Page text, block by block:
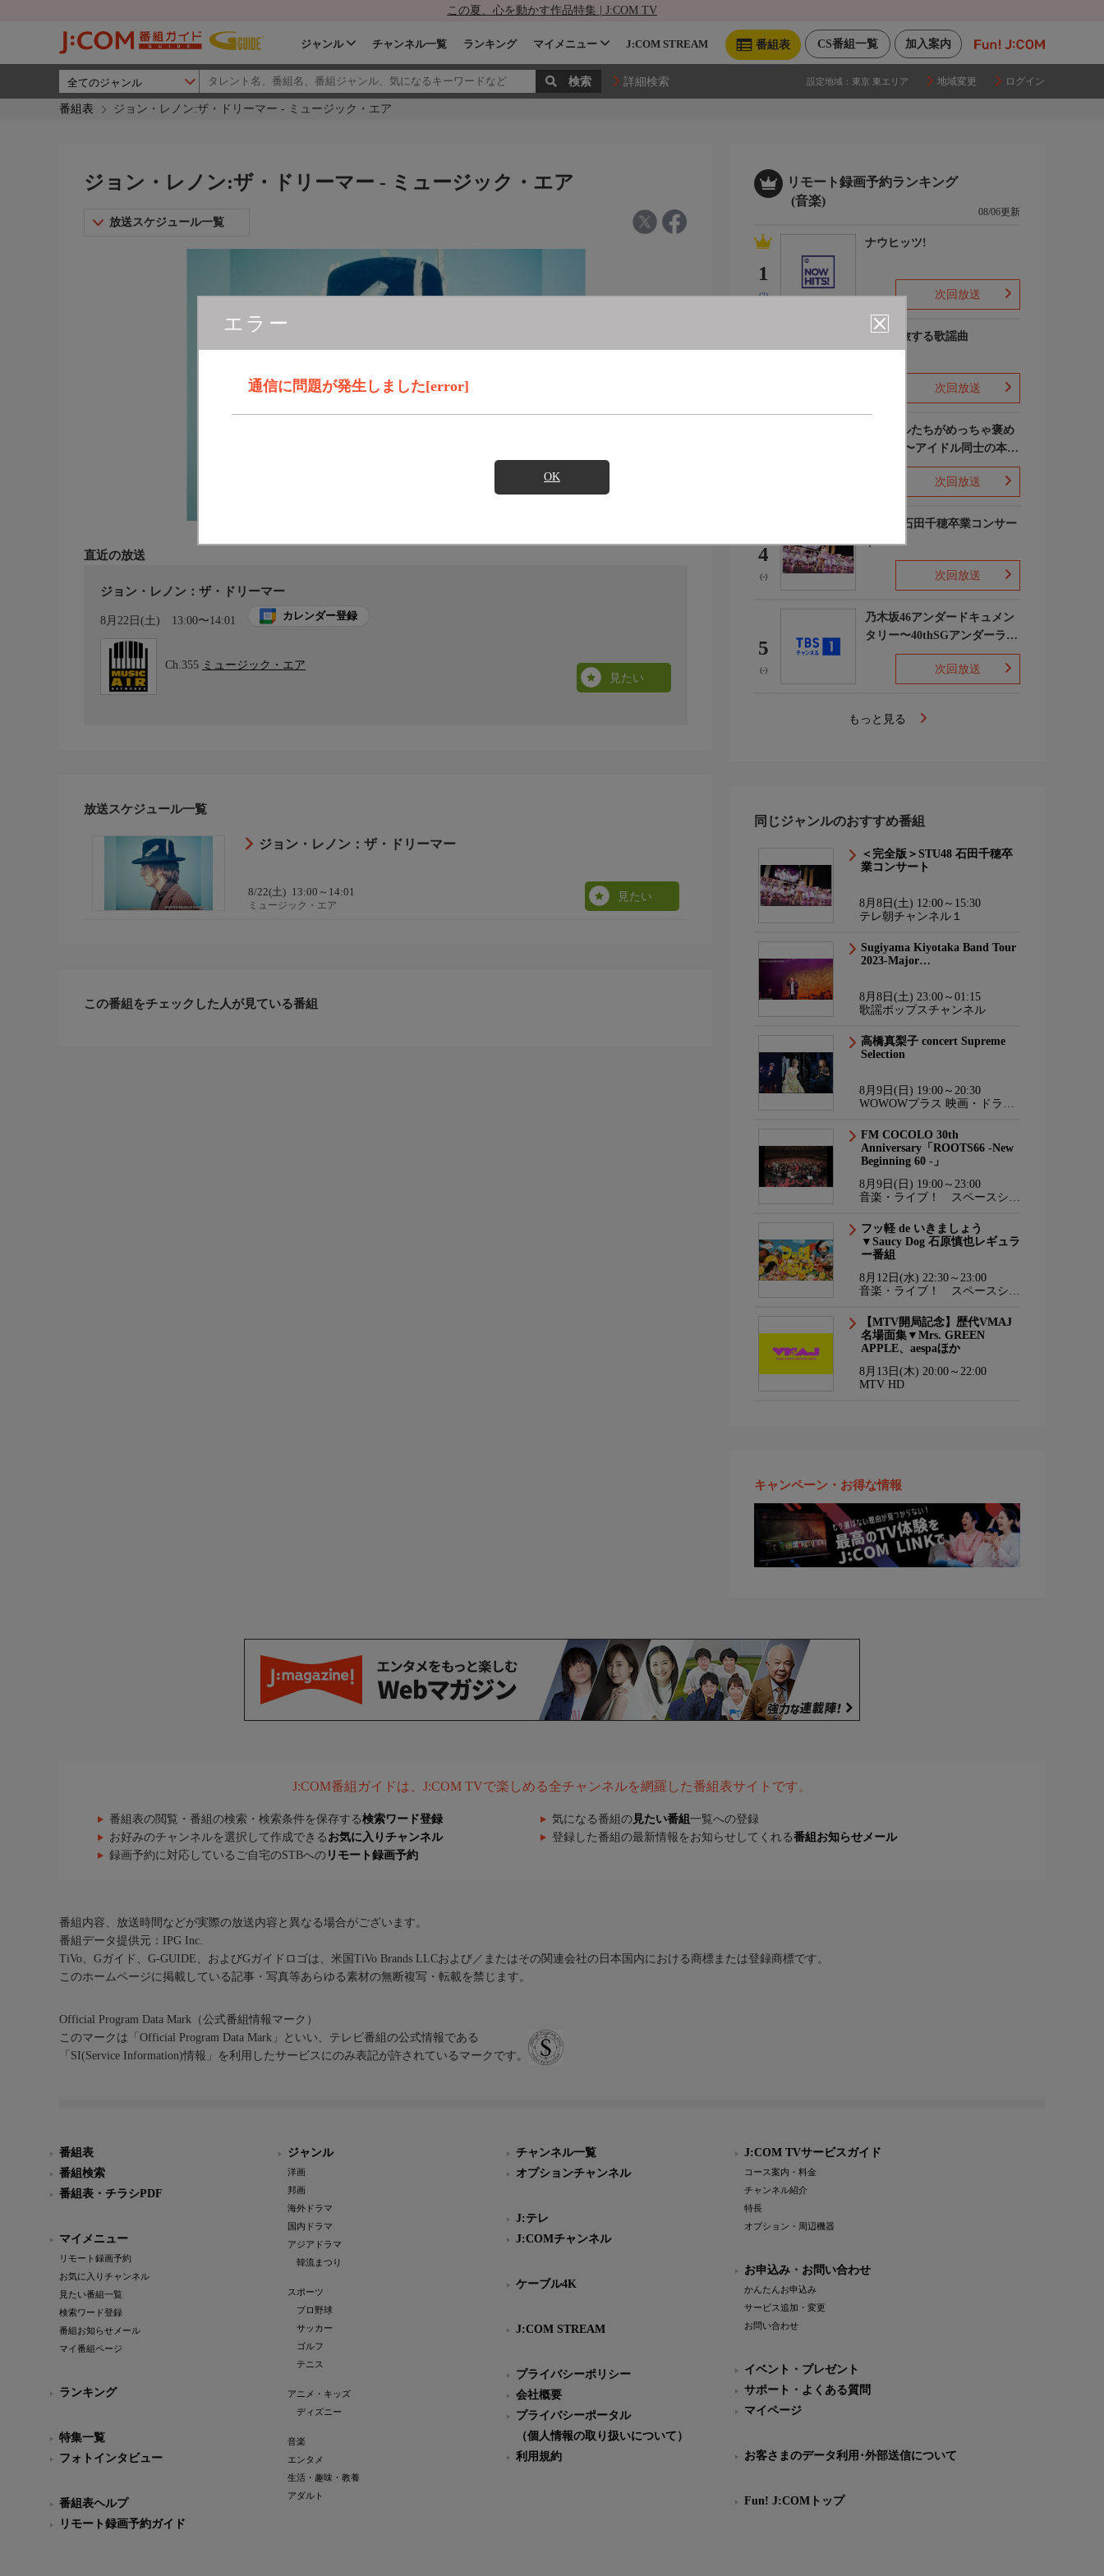
この夏、心を動かす作品特集 | J:COM TV
加入案内
CS番組一覧
番組表
ジャンル チャンネル一覧 ランキング マイメニュー J:COM STREAM
詳細検索 設定地域： 東京 東エリア 地域変更 ログイン
番組表 ジョン・レノン:ザ・ドリーマー - ミュージック・エア
エラー
通信に問題が発生しました[error]
OK
ジョン・レノン:ザ・ドリーマー - ミュージック・エア
放送スケジュール一覧
直近の放送
ジョン・レノン：ザ・ドリーマー
8月22日(土) 13:00〜14:01 カレンダー登録
Ch.355 ミュージック・エア
見たい
放送スケジュール一覧
ジョン・レノン：ザ・ドリーマー
8/22(土) 13:00～14:01
ミュージック・エア
見たい
この番組をチェックした人が見ている番組
リモート録画予約ランキング
(音楽)
08/06更新
1
(2)
ナウヒッツ!
次回放送
列車で旅する歌謡曲
次回放送
ライバルたちがめっちゃ褒め
てくる!〜アイドル同士の本音
レビューSP〜
次回放送
4
(-)
STU48 石田千穂卒業コンサー
ト
次回放送
5
(-)
乃木坂46アンダードキュメン
タリー〜40thSGアンダーライ
ブ舞台裏〜
次回放送
もっと見る
同じジャンルのおすすめ番組
＜完全版＞STU48 石田千穂卒
業コンサート
8月8日(土) 12:00～15:30
テレ朝チャンネル１
Sugiyama Kiyotaka Band Tour
2023-Major…
8月8日(土) 23:00～01:15
歌謡ポップスチャンネル
高橋真梨子 concert Supreme
Selection
8月9日(日) 19:00～20:30
WOWOWプラス 映画・ドラ
FM COCOLO 30th
Anniversary「ROOTS66 -New
Beginning 60 -」
8月9日(日) 19:00～23:00
音楽・ライブ！ スペースシャ
フッ軽 de いきましょう
▼Saucy Dog 石原慎也レギュラ
ー番組
8月12日(水) 22:30～23:00
音楽・ライブ！ スペースシャ
【MTV開局記念】歴代VMAJ
名場面集▼Mrs. GREEN
APPLE、aespaほか
8月13日(木) 20:00～22:00
MTV HD
キャンペーン・お得な情報
J:COM番組ガイドは、J:COM TVで楽しめる全チャンネルを網羅した番組表サイトです。
番組表の閲覧・番組の検索・検索条件を保存する検索ワード登録 気になる番組の 見たい番組 一覧への登録
お好みのチャンネルを選択して作成できる お気に入りチャンネル 登録した番組の最新情報をお知らせしてくれる番組お知らせメール
録画予約に対応しているご自宅のSTBへの リモート録画予約
番組内容、放送時間などが実際の放送内容と異なる場合がございます。
番組データ提供元：IPG Inc.
TiVo、Gガイド、G-GUIDE、およびGガイドロゴは、米国TiVo Brands LLCおよび／またはその関連会社の日本国内における商標または登録商標です。
このホームページに掲載している記事・写真等あらゆる素材の無断複写・転載を禁じます。
Official Program Data Mark（公式番組情報マーク）
このマークは「Official Program Data Mark」といい、テレビ番組の公式情報である
「SI(Service Information)情報」を利用したサービスにのみ表記が許されているマークです。
番組表
番組検索
番組表・チラシPDF
マイメニュー
リモート録画予約
お気に入りチャンネル
見たい番組一覧
検索ワード登録
番組お知らせメール
マイ番組ページ
ランキング
特集一覧
フォトインタビュー
番組表ヘルプ
リモート録画予約ガイド
ジャンル
洋画
邦画
海外ドラマ
国内ドラマ
アジアドラマ
韓流まつり
スポーツ
プロ野球
サッカー
ゴルフ
テニス
アニメ・キッズ
ディズニー
音楽
エンタメ
生活・趣味・教養
アダルト
チャンネル一覧
オプションチャンネル
J:テレ
J:COMチャンネル
ケーブル4K
J:COM STREAM
プライバシーポリシー
会社概要
プライバシーポータル
（個人情報の取り扱いについて）
利用規約
J:COM TVサービスガイド
コース案内・料金
チャンネル紹介
特長
オプション・周辺機器
お申込み・お問い合わせ
かんたんお申込み
サービス追加・変更
お問い合わせ
イベント・プレゼント
サポート・よくある質問
マイページ
お客さまのデータ利用･外部送信について
Fun! J:COMトップ